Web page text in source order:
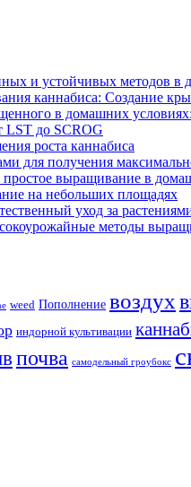
и устойчивых методов
каннабиса: Создание
в домашних
LST до SCROG
роста каннабиса
для получения
выращивание в
на небольших площадях
уход за
методы
weed Пополнение воздух
индорной культивации
почва самодельный гроубокс